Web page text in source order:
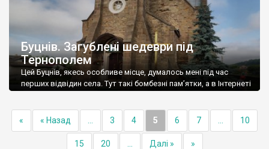
Буцнів. Загублені шедеври під
Тернополем
Цей Буцнів, якесь особливе місце, думалось мені під час
перших відвідин села. Тут такі бомбезні пам’ятки, а в Інтернеті
« « Назад 3 4 5 6 7 10
15 20 Далі » »